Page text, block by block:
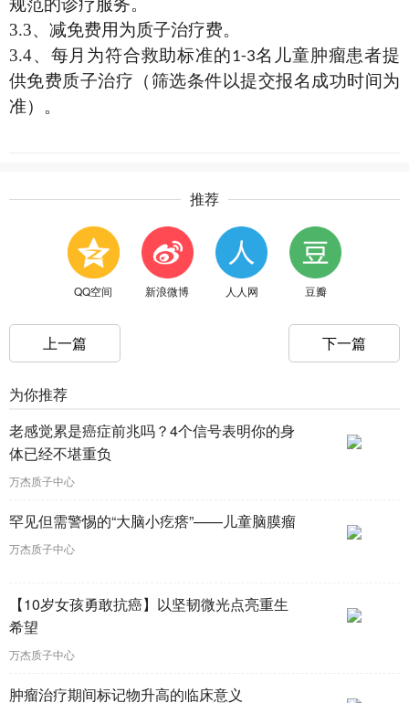
规范的诊疗服务。
3.3、减免费用为质子治疗费。
3.4、每月为符合救助标准的1-3名儿童肿瘤患者提
供免费质子治疗（筛选条件以提交报名成功时间为
准）。
推荐
QQ空间 新浪微博 人人网 豆瓣
上一篇 下一篇
为你推荐
老感觉累是癌症前兆吗？4个信号表明你的身
体已经不堪重负
万杰质子中心
罕见但需警惕的“大脑小疙瘩”——儿童脑膜瘤
万杰质子中心
【10岁女孩勇敢抗癌】以坚韧微光点亮重生
希望
万杰质子中心
肿瘤治疗期间标记物升高的临床意义